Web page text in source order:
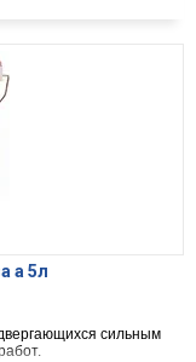
а 5л
сильным